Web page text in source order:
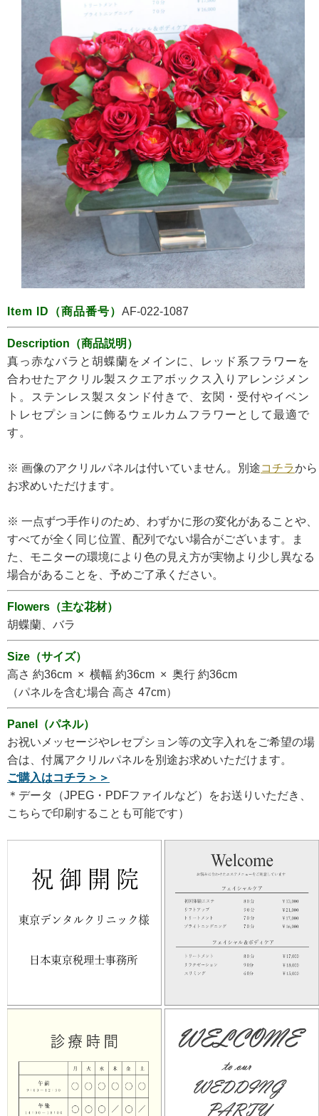
Item ID （商品番号） AF-022-1087
Description（商品説明）
真っ赤なバラと胡蝶蘭をメインに、レッド系フラワーを
合わせた アクリル製スクエアボックス入り アレンジメン
ト。ステンレス製スタンド付きで、玄関・受付やイベン
トレセプションに飾るウェルカムフラワーとして最適で
す 。
※ 画像のアクリルパネルは付いていません。別途コチラから
お求めいただけます。
※ 一点ずつ手作りのため、わずかに形の変化があることや、
すべてが全く同じ位置、配列でない場合がございます。ま
た、モニターの環境により色の見え方が実物より少し異なる
場合があることを、予めご了承ください。
Flowers（主な花材）
胡蝶蘭、バラ
Size（サイズ）
高さ 約36cm × 横幅 約36cm × 奥行 約36cm
（パネルを含む場合 高さ 47cm）
Panel（パネル）
お祝いメッセージやレセプション等の文字入れをご希望の場
合は、付属アクリルパネルを別途お求めいただけます。
ご購入はコチラ＞＞
＊データ（JPEG・PDFファイルなど）をお送りいただき、
こちらで印刷することも可能です）